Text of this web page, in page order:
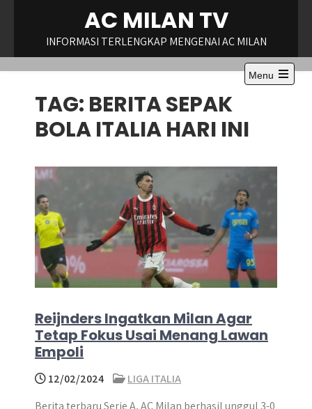
AC MILAN TV
INFORMASI TERLENGKAP MENGENAI AC MILAN
Menu
Open
TAG: BERITA SEPAK
BOLA ITALIA HARI INI
Reijnders Ingatkan Milan Agar
Tetap Fokus Usai Menang Lawan
Empoli
12/02/2024
LIGA ITALIA
Berita terbaru Serie A, AC Milan berhasil unggul 3-0